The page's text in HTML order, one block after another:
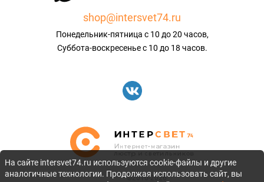
shop@intersvet74.ru
Понедельник-пятница с 10 до 20 часов,
Суббота-воскресенье с 10 до 18 часов.
©2010-2026
На сайте intersvet74.ru используются cookie-файлы и другие
аналогичные технологии. Продолжая использовать сайт, вы